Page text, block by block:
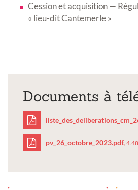
Cession et acquisition —
« lieu-dit Cantemerle »
Documents à
pv_26_octobre_2023.pdf,